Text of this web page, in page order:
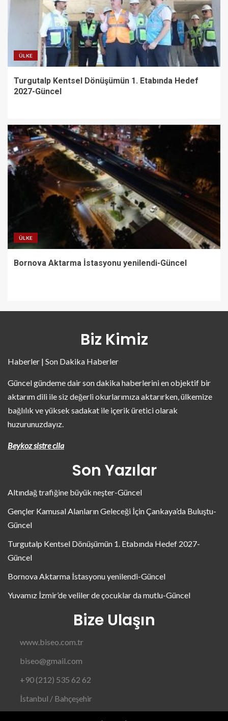
ÜLKE
Turgutalp Kentsel Dönüşümün 1. Etabında Hedef
2027-Güncel
ÜLKE
Bornova Aktarma İstasyonu yenilendi-Güncel
Biz Kimiz
Haberler | Son Dakika Haberler
Güncel gündeme dair son dakika haberlerini en objektif bir
aktarım dili ile siz değerli okurlarımıza aktarırken, ülkemize
bağlılık ve yüksek sadakat ile içerik üretici olarak
huzurunuzdayız.
Beykoz sistre cila
Son Yazılar
Altındağ trafiğine büyük neşter-Güncel
Gençler Kamusal Alanların Geleceği İçin Çankaya’da Buluştu-
Güncel
Turgutalp Kentsel Dönüşümün 1. Etabında Hedef 2027-
Güncel
Bornova Aktarma İstasyonu yenilendi-Güncel
Yuvamız İzmir’de veliler de çocuklar da mutlu-Güncel
Bize Ulaşın
www.biseo.com.tr
biseo@gmail.com
+90 (212) 535 62 62
İstanbul / Bahçeşehir